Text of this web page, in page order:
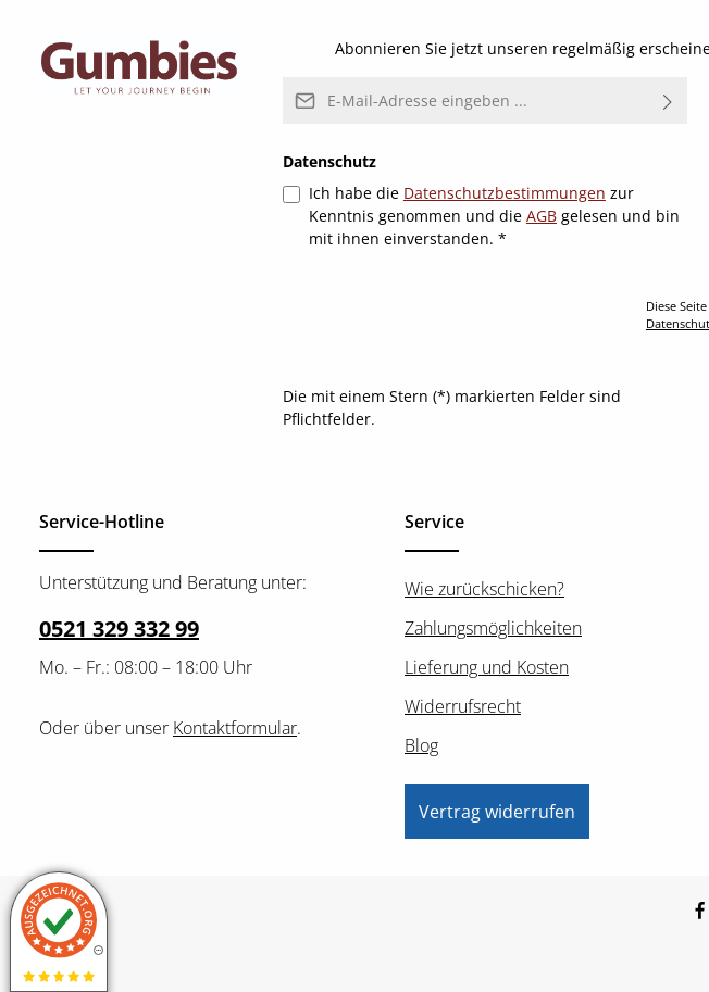
Abonnieren Sie jetzt unseren regelmäßig
E-Mail-Adresse*
Datenschutz
Ich habe die Datenschutzbestimmungen zur
Kenntnis genommen und die AGBgelesen und bin
mit ihnen einverstanden. *
Diese
Die mit einem Stern (*) markierten Felder sind
Pflichtfelder.
Service-Hotline
Unterstützung und Beratung unter:
0521 329 332 99
Mo. – Fr.: 08:00 – 18:00 Uhr
Oder über unser Kontaktformular.
Service
Wie zurückschicken?
Zahlungsmöglichkeiten
Lieferung und Kosten
Widerrufsrecht
Blog
Vertrag widerrufen